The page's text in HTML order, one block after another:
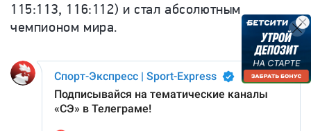
115:113, 116:112) и стал абсолютным
чемпионом мира.